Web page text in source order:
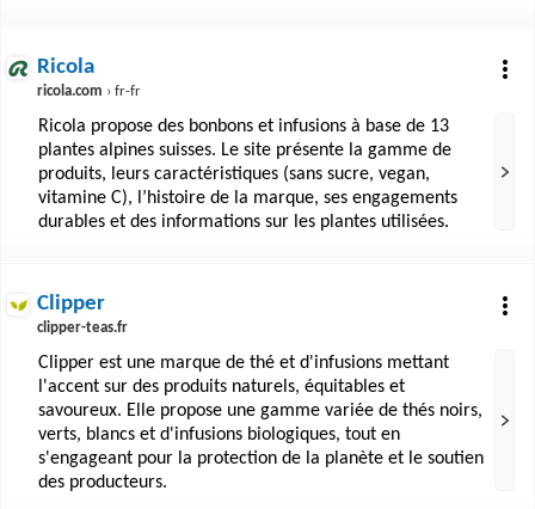
Ricola
ricola.com › fr-fr
Ricola propose des bonbons et infusions à base de 13
plantes alpines suisses. Le site présente la gamme de
produits, leurs caractéristiques (sans sucre, vegan,
vitamine C), l’histoire de la marque, ses engagements
durables et des informations sur les plantes utilisées.
Clipper
clipper-teas.fr
Clipper est une marque de thé et d'infusions mettant
l'accent sur des produits naturels, équitables et
savoureux. Elle propose une gamme variée de thés noirs,
verts, blancs et d'infusions biologiques, tout en
s'engageant pour la protection de la planète et le soutien
des producteurs.